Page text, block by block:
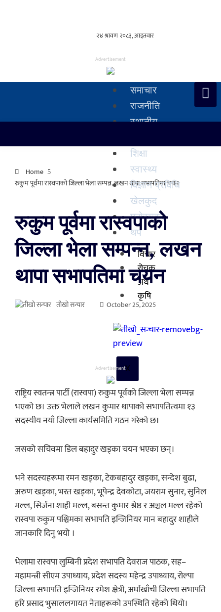
Advertisement
समाचार
राजनीति
स्थानीय
शिक्षा
स्वास्थ्य
विज्ञान प्रविधि
खेलकुद
मनोरञ्जन
थप
विचार
रोचक
अर्थ
कृषि
X
Home
रुकुम पूर्वमा रास्वपाको जिल्ला भेला सम्पन्न, लखन थापा सभापतिमा चयन
रुकुम पूर्वमा रास्वपाको
जिल्ला भेला सम्पन्न, लखन
थापा सभापतिमा चयन
तीखो सन्चार October 25, 2025
Advertisement
राष्ट्रिय स्वतन्त्र पार्टी (रास्वपा) रुकुम पूर्वको जिल्ला भेला सम्पन्न
भएको छ। उक्त भेलाले लखन कुमार थापाको सभापतित्वमा १३
सदस्यीय नयाँ जिल्ला कार्यसमिति गठन गरेको छ।
जसको सचिवमा डिल बहादुर खड्का चयन भएका छन्।
भने सदस्यहरूमा रमन खड्का, टेकबहादुर खड्का, सन्देश बुढा,
अरुण खड्का, भरत खड्का, भूपेन्द्र देवकोटा, जयराम सुनार, सुनिल
मल्ल, सिर्जना शाही मल्ल, बसन्त कुमार श्रेष्ठ र अञ्चल मल्ल रहेको
रास्वपा रुकुम पश्चिमका सभापति इन्जिनियर मान बहादुर शाहीले
जानकारि दिनु भयो ।
भेलामा रास्वपा लुम्बिनी प्रदेश सभापति देवराज पाठक, सह–
महामन्त्री सीएम उपाध्याय, प्रदेश सदस्य महेन्द्र उपाध्याय, रोल्पा
जिल्ला सभापति इन्जिनियर रमेश क्षेत्री, अर्घाखाँची जिल्ला सभापति
हरि प्रसाद भुसाललगायत नेताहरूको उपस्थिति रहेको थियो।